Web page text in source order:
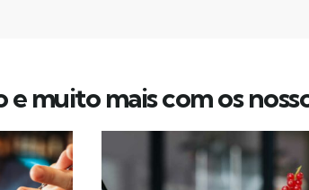
muito mais com os